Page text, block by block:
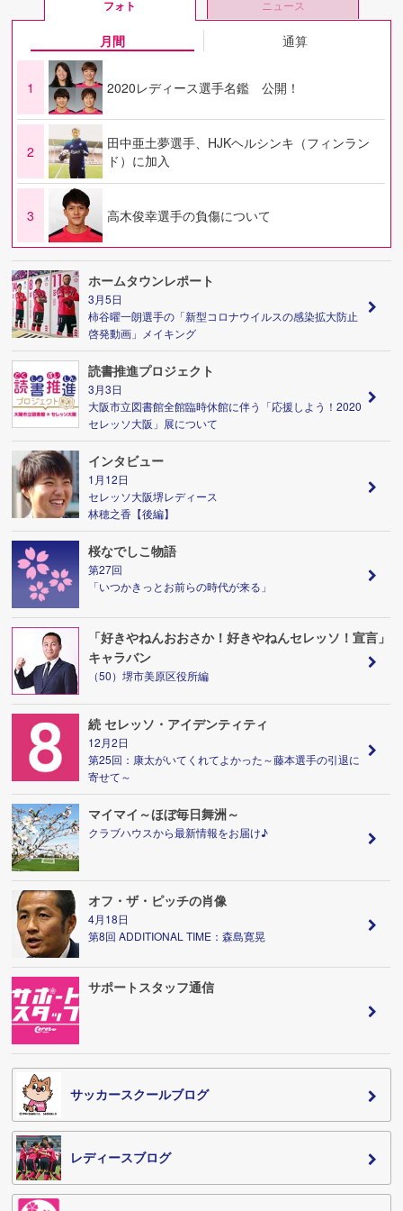
フォト ニュース
月間 通算
1 2020レディース選手名鑑 公開！
2
田中亜土夢選手、HJKヘルシンキ（フィンラン
ド）に加入
3 高木俊幸選手の負傷について
ホームタウンレポート
3月5日
柿谷曜一朗選手の「新型コロナウイルスの感染拡大防止
啓発動画」メイキング
読書推進プロジェクト
3月3日
大阪市立図書館全館臨時休館に伴う「応援しよう！2020
セレッソ大阪」展について
インタビュー
1月12日
セレッソ大阪堺レディース
林穂之香【後編】
桜なでしこ物語
第27回
「いつかきっとお前らの時代が来る」
「好きやねんおおさか！好きやねんセレッソ！宣言」
キャラバン
（50）堺市美原区役所編
続 セレッソ・アイデンティティ
12月2日
第25回：康太がいてくれてよかった～藤本選手の引退に
寄せて～
マイマイ～ほぼ毎日舞洲～
クラブハウスから最新情報をお届け♪
オフ・ザ・ピッチの肖像
4月18日
第8回 ADDITIONAL TIME：森島寛晃
サポートスタッフ通信
サッカースクールブログ
レディースブログ